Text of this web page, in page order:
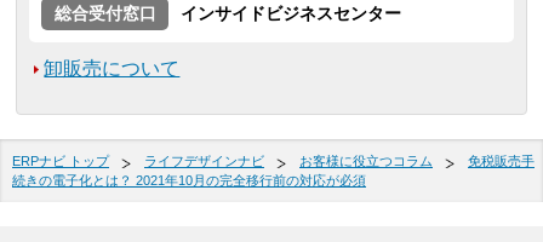
総合受付窓口
インサイドビジネスセンター
卸販売について
ERPナビ トップ ライフデザインナビ お客様に役立つコラム
免税販売手
続きの電子化とは？ 2021年10月の完全移行前の対応が必須